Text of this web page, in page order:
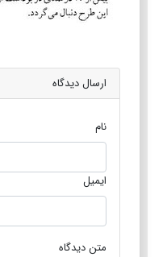
ارسال دیدگاه
نام
ایمیل
متن دیدگاه